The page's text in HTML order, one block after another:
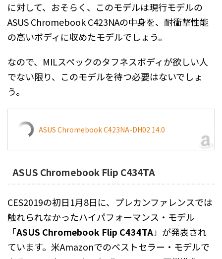
に対して、おそらく、このモデルは現行モデルの
ASUS Chromebook C423NAの中身を、耐衝撃性能
の高いボディに収めたモデルでしょう。
なので、MILスペックのタフネスボディが欲しい人
でない限り、このモデルを待つ必要はないでしょ
う。
ASUS Chromebook C423NA-DH02 14.0
ASUS Chromebook Flip C434TA
CES2019の初日1月8日に、プレカンファレンスでは
触れられなかったハイパフォーマンス・モデル
「ASUS Chromebook Flip C434TA」が発表され
ています。米Amazonでのベストセラー・モデルで